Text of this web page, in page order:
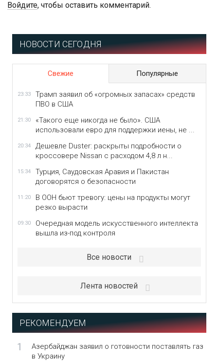
Войдите, чтобы оставить комментарий.
НОВОСТИ СЕГОДНЯ
Свежие Популярные
23:33
Трамп заявил об «огромных запасах» средств
ПВО в США
21:30
«Такого еще никогда не было». США
использовали евро для поддержки иены, не ...
20:34
Дешевле Duster: раскрыты подробности о
кроссовере Nissan с расходом 4,8 л н...
15:34
Турция, Саудовская Аравия и Пакистан
договорятся о безопасности
11:20
В ООН бьют тревогу: цены на продукты могут
резко вырасти
09:30
Очередная модель искусственного интеллекта
вышла из-под контроля
Все новости
Лента новостей
РЕКОМЕНДУЕМ
1
Азербайджан заявил о готовности поставлять газ
в Украину